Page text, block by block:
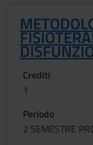
Crediti
1
Periodo
2 SEMESTRE